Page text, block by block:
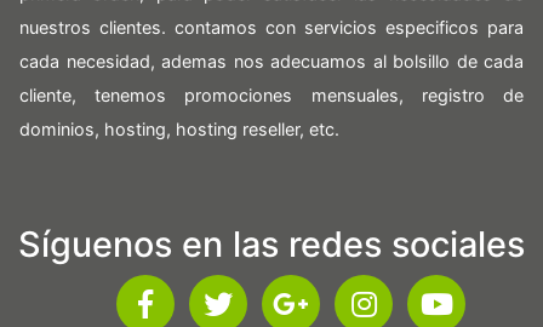
nuestros clientes. contamos con servicios especificos para
cada necesidad, ademas nos adecuamos al bolsillo de cada
cliente, tenemos promociones mensuales, registro de
dominios, hosting, hosting reseller, etc.
Síguenos en las redes sociales